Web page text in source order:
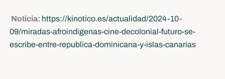
Noticia: https://kinotico.es/actualidad/2024-10-
09/miradas-afroindigenas-cine-decolonial-futuro-se-
escribe-entre-republica-dominicana-y-islas-canarias